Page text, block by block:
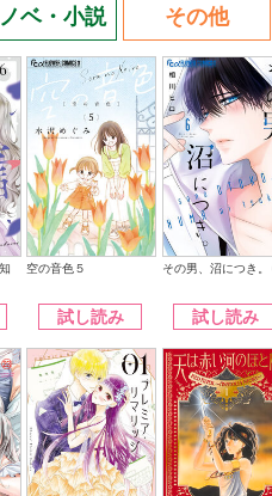
ベ・小説 その他
空の音色５
試し読み
その男、沼につき。
試し読み